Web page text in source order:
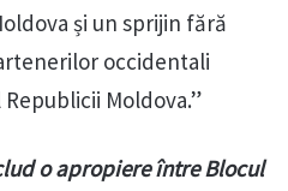
și un sprijin fără
occidentali
Moldova.”
o apropiere între Blocul